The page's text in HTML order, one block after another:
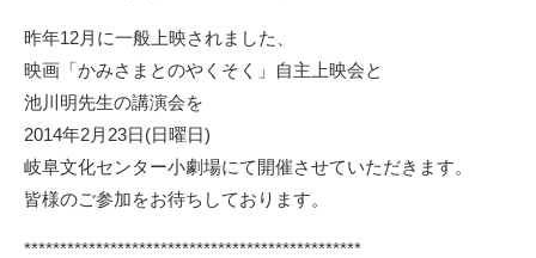
昨年12月に一般上映されました、
映画「かみさまとのやくそく」自主上映会と
池川明先生の講演会を
2014年2月23日(日曜日)
岐阜文化センター小劇場にて開催させていただきます。
皆様のご参加をお待ちしております。
***********************************************